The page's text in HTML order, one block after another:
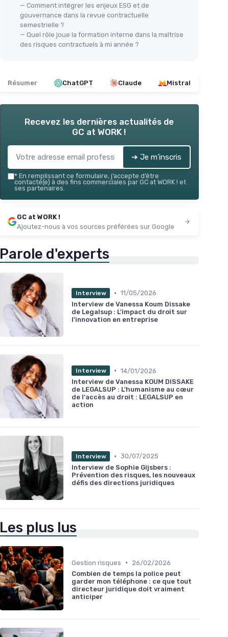
— Comment intégrer les enjeux ESG et de
gouvernance dans la revue contractuelle
semestrielle ?
— Quel rôle joue la formation interne dans la maîtrise
des risques contractuels à mi année ?
Résumer ChatGPT Claude Mistral
Recevez les dernières actualités de
GC at WORK !
➔ Je m'inscris
* En remplissant ce formulaire, j’accepte d’être
contacté(e) à des fins commerciales par GC at WORK ! et
ses partenaires.
GC at WORK !
Ajoutez-nous à vos sources préférées sur Google
Parole d'experts
Interview • 11/05/2026
Interview de Vanessa Koum Dissake
de Legalsup : L'impact du droit sur
l'innovation en entreprise
Interview • 14/01/2026
Interview de Vanessa KOUM DISSAKE
de LEGALSUP : L'humanisme au cœur
de l'accès au droit : LEGALSUP en
action
Interview • 30/07/2025
Interview de Sophie Gijsbers :
Prévention des risques, les nouveaux
défis des directions juridiques
Les plus lus
Gestion risques •
26/02/2026
Combien de temps la police peut
garder mon téléphone : ce que tout
directeur juridique doit vraiment
anticiper